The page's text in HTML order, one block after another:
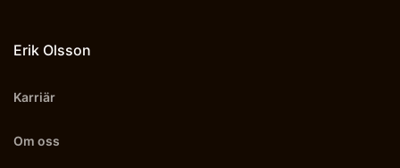
Erik Olsson
Karriär
Om oss